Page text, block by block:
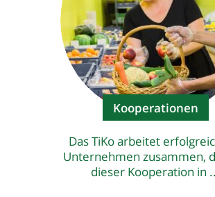
Kooperationen
Das TiKo arbeitet
Unternehmen zusammen,
dieser Kooperation in